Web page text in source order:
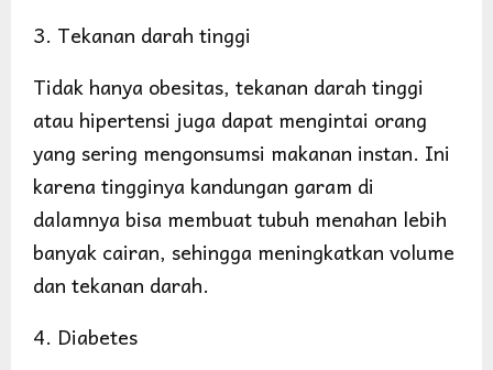
3. Tekanan darah tinggi
Tidak hanya obesitas, tekanan darah tinggi
atau hipertensi juga dapat mengintai orang
yang sering mengonsumsi makanan instan. Ini
karena tingginya kandungan garam di
dalamnya bisa membuat tubuh menahan lebih
banyak cairan, sehingga meningkatkan volume
dan tekanan darah.
4. Diabetes